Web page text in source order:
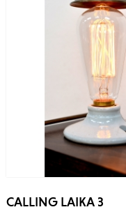
CALLING LAIKA 3